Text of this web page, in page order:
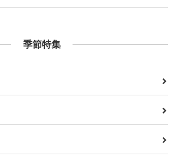
季節特集